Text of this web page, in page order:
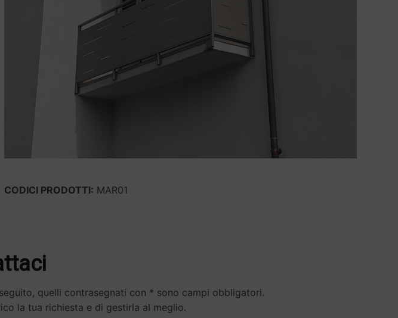
CODICI PRODOTTI: MAR01
quelli contrasegnati con * sono campi obbligatori.
la tua richiesta e di gestirla al meglio.